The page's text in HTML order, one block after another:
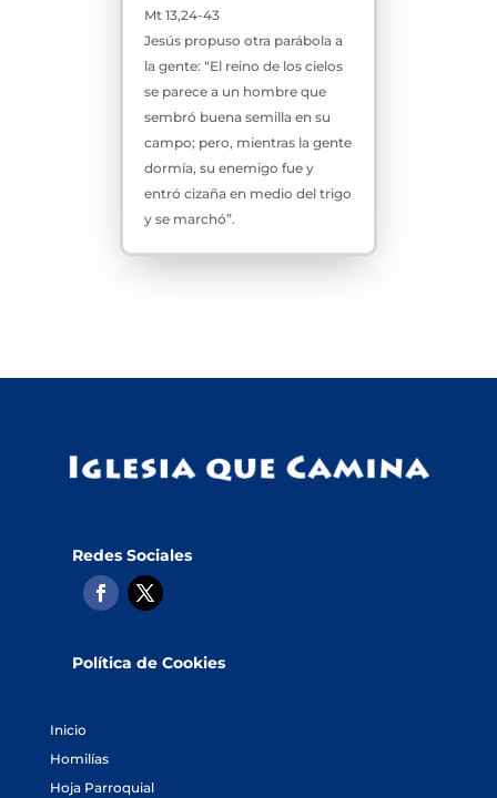
Mt 13,24-43
Jesús propuso otra parábola a
la gente: “El reino de los cielos
se parece a un hombre que
sembró buena semilla en su
campo; pero, mientras la gente
dormía, su enemigo fue y
entró cizaña en medio del trigo
y se marchó”.
Redes Sociales
Política de Cookies
Inicio
Homilías
Hoja Parroquial